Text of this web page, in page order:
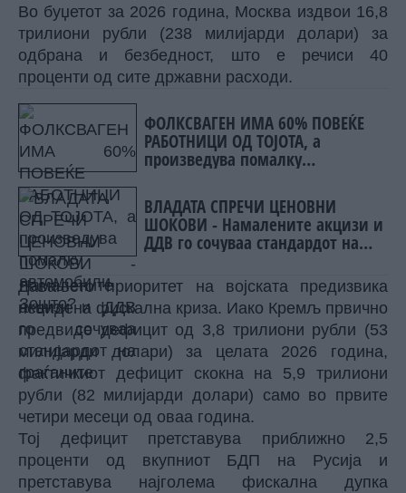
Во буџетот за 2026 година, Москва издвои 16,8
трилиони рубли (238 милијарди долари) за
одбрана и безбедност, што е речиси 40
проценти од сите државни расходи.
ФОЛКСВАГЕН ИМА 60% ПОВЕЌЕ
РАБОТНИЦИ ОД ТОЈОТА, а
произведува помалку
ВЛАДАТА СПРЕЧИ ЦЕНОВНИ
ШОКОВИ - Намалените акцизи и
ДДВ го сочуваа стандардот на
Давањето приоритет на војската предизвика
невидена фискална криза. Иако Кремљ првично
предвиде дефицит од 3,8 трилиони рубли (53
милијарди долари) за целата 2026 година,
фактичкиот дефицит скокна на 5,9 трилиони
рубли (82 милијарди долари) само во првите
четири месеци од оваа година.
Тој дефицит претставува приближно 2,5
проценти од вкупниот БДП на Русија и
претставува најголема фискална дупка